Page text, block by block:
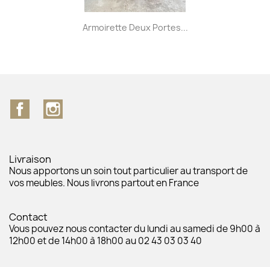
Armoirette Deux Portes...
Facebook
Livraison
Nous apportons un soin tout particulier au transport de
vos meubles. Nous livrons partout en France
Contact
Vous pouvez nous contacter du lundi au samedi de 9h00 à
12h00 et de 14h00 à 18h00 au 02 43 03 03 40